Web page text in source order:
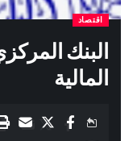
اقتصاد
البنك
المالية